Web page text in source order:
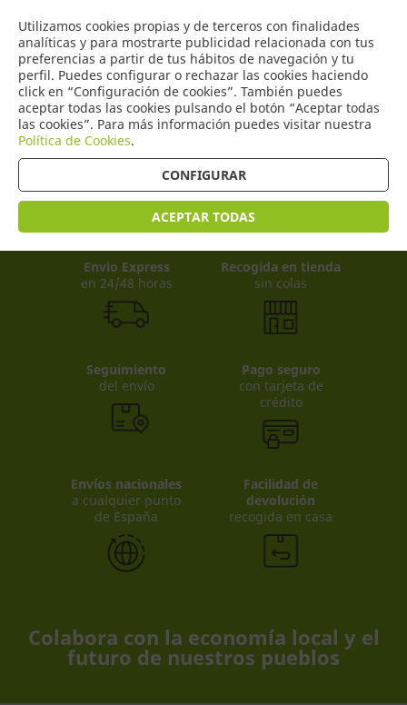
Utilizamos cookies propias y de terceros con finalidades
analíticas y para mostrarte publicidad relacionada con tus
preferencias a partir de tus hábitos de navegación y tu
perfil. Puedes configurar o rechazar las cookies haciendo
click en “Configuración de cookies”. También puedes
aceptar todas las cookies pulsando el botón “Aceptar todas
las cookies”. Para más información puedes visitar nuestra
Política de Cookies.
CONFIGURAR
ACEPTAR TODAS
0
COMERCIO
DE TORRIJOS
Productos (0)
Envio Express
en 24/48 horas
Recogida en tienda
sin colas
Seguimiento
del envío
Pago seguro
con tarjeta de
crédito
Envíos nacionales
a cualquier punto
de España
Facilidad de
devolución
recogida en casa
Colabora con la economía local y el
futuro de nuestros pueblos